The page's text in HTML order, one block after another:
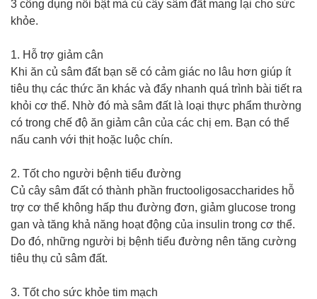
3 công dụng nổi bật mà củ cây sâm đất mang lại cho sức
khỏe.
1. Hỗ trợ giảm cân
Khi ăn củ sâm đất bạn sẽ có cảm giác no lâu hơn giúp ít
tiêu thụ các thức ăn khác và đẩy nhanh quá trình bài tiết ra
khỏi cơ thể. Nhờ đó mà sâm đất là loại thực phẩm thường
có trong chế độ ăn giảm cân của các chị em. Bạn có thể
nấu canh với thịt hoặc luộc chín.
2. Tốt cho người bệnh tiểu đường
Củ cây sâm đất có thành phần fructooligosaccharides hỗ
trợ cơ thể không hấp thu đường đơn, giảm glucose trong
gan và tăng khả năng hoạt động của insulin trong cơ thể.
Do đó, những người bị bệnh tiểu đường nên tăng cường
tiêu thụ củ sâm đất.
3. Tốt cho sức khỏe tim mạch